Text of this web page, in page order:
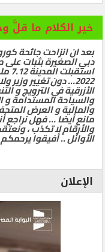
خير الكلام ما قلَّ
بعد ان انزاحت جائحة
دبي الصغيرة بثبات
2022… دون تغيير
الأزرقية في الترويج و
والسياحة المستدامة و
والمالية و العرض
مانع أيضا … فهل نراجع
والأرقام لا تكذب ،
الأوائل .. أفيقوا يرحمكم
الإعلان